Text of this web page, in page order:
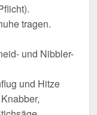
tragen.
und Nibbler-
und Hitze